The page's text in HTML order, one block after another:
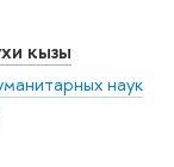
кызы
наук